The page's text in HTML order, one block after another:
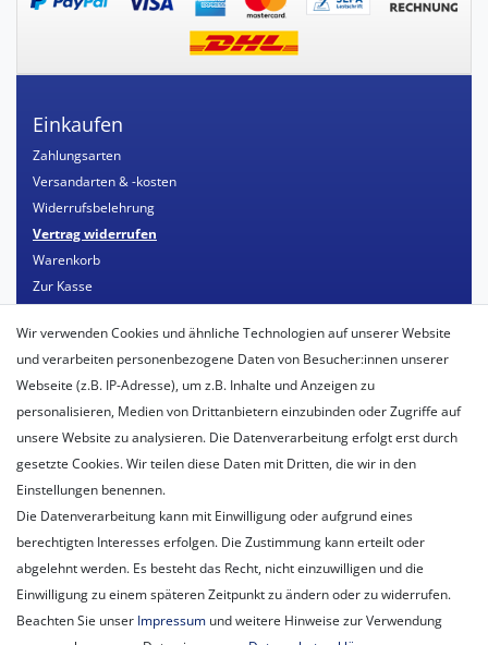
Einkaufen
Zahlungsarten
Versandarten & -kosten
Widerrufsbelehrung
Vertrag widerrufen
Warenkorb
Zur Kasse
Mein Konto
Registrieren
Login
Unternehmen
Unser Ballon-Lieferservice
Unsere Mitarbeiter
Datenschutzerklärung
AGB
Impressum
Wir verwenden Cookies und ähnliche Technologien auf unserer Website
und verarbeiten personenbezogene Daten von Besucher:innen unserer
Webseite (z.B. IP-Adresse), um z.B. Inhalte und Anzeigen zu
personalisieren, Medien von Drittanbietern einzubinden oder Zugriffe auf
unsere Website zu analysieren. Die Datenverarbeitung erfolgt erst durch
gesetzte Cookies. Wir teilen diese Daten mit Dritten, die wir in den
Einstellungen benennen.
Die Datenverarbeitung kann mit Einwilligung oder aufgrund eines
berechtigten Interesses erfolgen. Die Zustimmung kann erteilt oder
abgelehnt werden. Es besteht das Recht, nicht einzuwilligen und die
Einwilligung zu einem späteren Zeitpunkt zu ändern oder zu widerrufen.
Beachten Sie unser Impressum und weitere Hinweise zur Verwendung